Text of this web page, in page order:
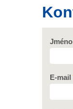
Jméno
E-mail